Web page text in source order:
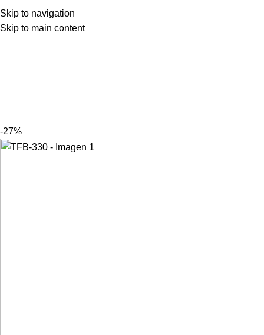
Skip to navigation
Skip to main content
-27%